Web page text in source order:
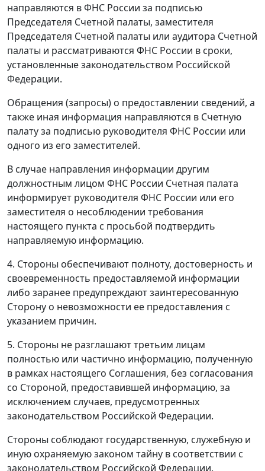
направляются в ФНС России за подписью
Председателя Счетной палаты, заместителя
Председателя Счетной палаты или аудитора Счетной
палаты и рассматриваются ФНС России в сроки,
установленные законодательством Российской
Федерации.
Обращения (запросы) о предоставлении сведений, а
также иная информация направляются в Счетную
палату за подписью руководителя ФНС России или
одного из его заместителей.
В случае направления информации другим
должностным лицом ФНС России Счетная палата
информирует руководителя ФНС России или его
заместителя о несоблюдении требования
настоящего пункта с просьбой подтвердить
направляемую информацию.
4. Стороны обеспечивают полноту, достоверность и
своевременность предоставляемой информации
либо заранее предупреждают заинтересованную
Сторону о невозможности ее предоставления с
указанием причин.
5. Стороны не разглашают третьим лицам
полностью или частично информацию, полученную
в рамках настоящего Соглашения, без согласования
со Стороной, предоставившей информацию, за
исключением случаев, предусмотренных
законодательством Российской Федерации.
Стороны соблюдают государственную, служебную и
иную охраняемую законом тайну в соответствии с
законодательством Российской Федерации.